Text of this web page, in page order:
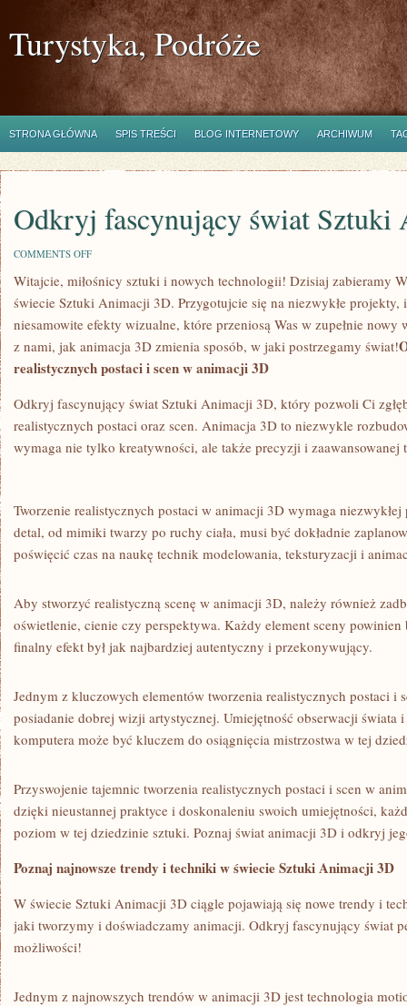
Turystyka, Podróże
STRONA GŁÓWNA SPIS TREŚCI BLOG INTERNETOWY ARCHIWUM
Odkryj fascynujący świat Sztuki
COMMENTS OFFON
FASCYNUJĄCY
ŚWIAT
SZTUKI
ANIMACJI
Witajcie, miłośnicy sztuki i nowych ⁣technologii! Dzisiaj zabieramy
⁢świecie Sztuki Animacji 3D. Przygotujcie się na niezwykłe ​projekty,
‌niesamowite efekty wizualne, które przeniosą Was w zupełnie
z nami, jak animacja 3D zmienia sposób, w⁢ jaki postrzegamy⁤ świat!
realistycznych postaci i scen w ‌animacji ​3D
Odkryj fascynujący ‌świat⁢ Sztuki Animacji 3D, który⁤ pozwoli Ci
realistycznych postaci ⁣oraz scen. Animacja 3D to niezwykle
wymaga nie⁤ tylko kreatywności, ale także precyzji ​i zaawansowanej‌
Tworzenie ‌realistycznych postaci w animacji ⁣3D wymaga⁣
detal, od‌ mimiki‍ twarzy po ruchy ciała, musi⁣ być‍ dokładnie
poświęcić czas na naukę technik modelowania,‍ teksturyzacji i
Aby stworzyć realistyczną scenę w​ animacji ​3D, należy​ również
oświetlenie, ⁤cienie czy perspektywa. Każdy element sceny powinien
finalny efekt ‌był⁣ jak najbardziej autentyczny i przekonywujący.
Jednym z kluczowych elementów tworzenia realistycznych ​postaci i
⁤posiadanie​ dobrej ​wizji artystycznej. Umiejętność obserwacji ‍świata
komputera ​może być kluczem‌ do osiągnięcia mistrzostwa w ⁢tej⁤
Przyswojenie tajemnic⁢ tworzenia​ realistycznych postaci ​i scen w⁤
dzięki nieustannej praktyce i doskonaleniu swoich umiejętności,
poziom w ⁣tej dziedzinie sztuki. Poznaj świat animacji 3D i odkryj
Poznaj⁣ najnowsze⁣ trendy i⁤ techniki w świecie Sztuki Animacji 3D
W ‍świecie Sztuki​ Animacji 3D ciągle pojawiają się nowe trendy i
jaki tworzymy i⁢ doświadczamy animacji. Odkryj fascynujący świat
‍możliwości!
Jednym z‍ najnowszych​ trendów w animacji ⁤3D jest technologia‍